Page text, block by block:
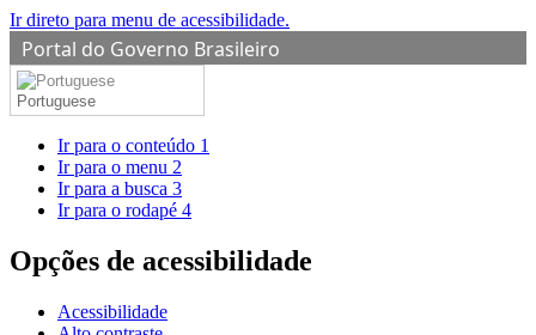
Ir direto para menu de acessibilidade.
Portal do Governo Brasileiro
Portuguese
Ir para o conteúdo 1
Ir para o menu 2
Ir para a busca 3
Ir para o rodapé 4
Opções de acessibilidade
Acessibilidade